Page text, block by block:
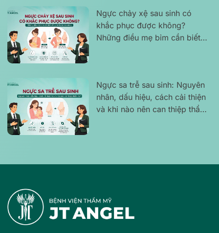
Ngực chảy xệ sau sinh có
khắc phục được không?
Những điều mẹ bỉm cần biết
Ngực sa trễ sau sinh: Nguyên
nhân, dấu hiệu, cách cải thiện
và khi nào nên can thiệp thẩm